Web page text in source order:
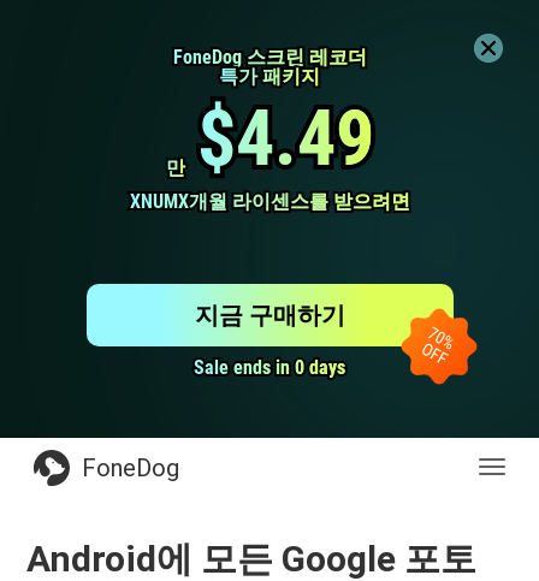
FoneDog 스크린 레코더
FoneDog 스크린 레코더
특가 패키지
특가 패키지
만
만 $4.49
$4.49
XNUMX개월 라이센스를 받으려면
XNUMX개월 라이센스를 받으려면
Sale ends in 0 days
Sale ends in 0 days
지금 구매하기
전
FoneDog
Android에 모든 Google 포토